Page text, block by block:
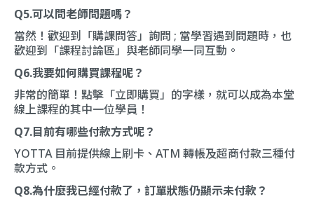
Q5.可以問老師問題嗎？
當然！歡迎到「購課問答」詢問 ; 當學習遇到問題時，也
歡迎到「課程討論區」與老師同學一同互動。
Q6.我要如何購買課程呢？
非常的簡單！點擊「立即購買」的字樣，就可以成為本堂
線上課程的其中一位學員！
Q7.目前有哪些付款方式呢？
YOTTA 目前提供線上刷卡、ATM 轉帳及超商付款三種付
款方式。
Q8.為什麼我已經付款了，訂單狀態仍顯示未付款？